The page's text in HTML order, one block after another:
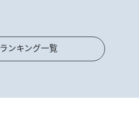
ランキング一覧